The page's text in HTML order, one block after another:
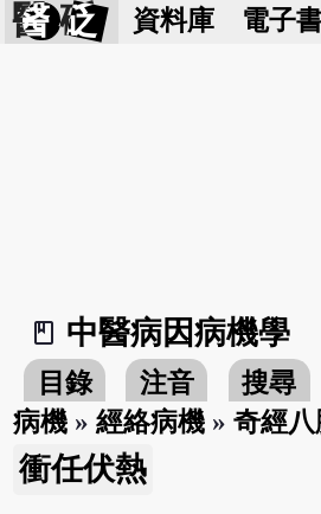
醫 砭 資料庫 電子
book_2
中醫病因病機學
目錄 注音
搜尋
病機 »經絡病機 »奇經
衝任伏熱